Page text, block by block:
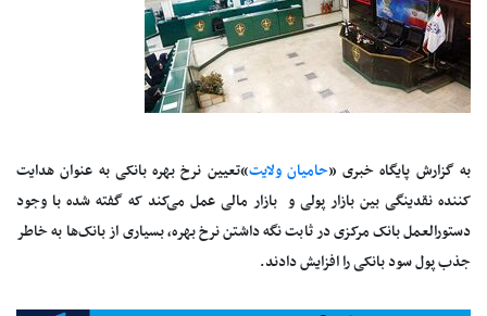
به گزارش پایگاه خبری «حامیان ولایت»تعیین نرخ بهره بانکی به عنوان هدایت
کننده نقدینگی بین بازار پولی و بازار مالی عمل می‌کند که گفته شده با وجود
دستورالعمل بانک مرکزی در ثابت نگه داشتن نرخ بهره، بسیاری از بانک‌ها به خاطر
جذب پول سود بانکی را افزایش دادند.